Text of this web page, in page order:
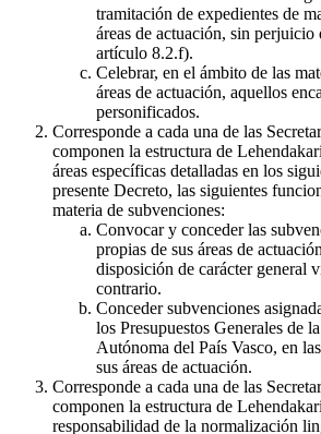
tramitación de expedientes de
áreas de actuación, sin perjuicio
artículo 8.2.f).
Celebrar, en el ámbito de las
áreas de actuación, aquellos
personificados.
Corresponde a cada una de las
componen la estructura de
áreas específicas detalladas en los
presente Decreto, las siguientes
materia de subvenciones:
Convocar y conceder las
propias de sus áreas de
disposición de carácter general
contrario.
Conceder subvenciones
los Presupuestos Generales de
Autónoma del País Vasco, en
sus áreas de actuación.
Corresponde a cada una de las
componen la estructura de
responsabilidad de la normalización